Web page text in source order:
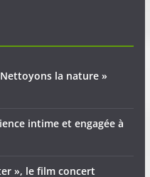
la nature »
intime et engagée à
», le film concert